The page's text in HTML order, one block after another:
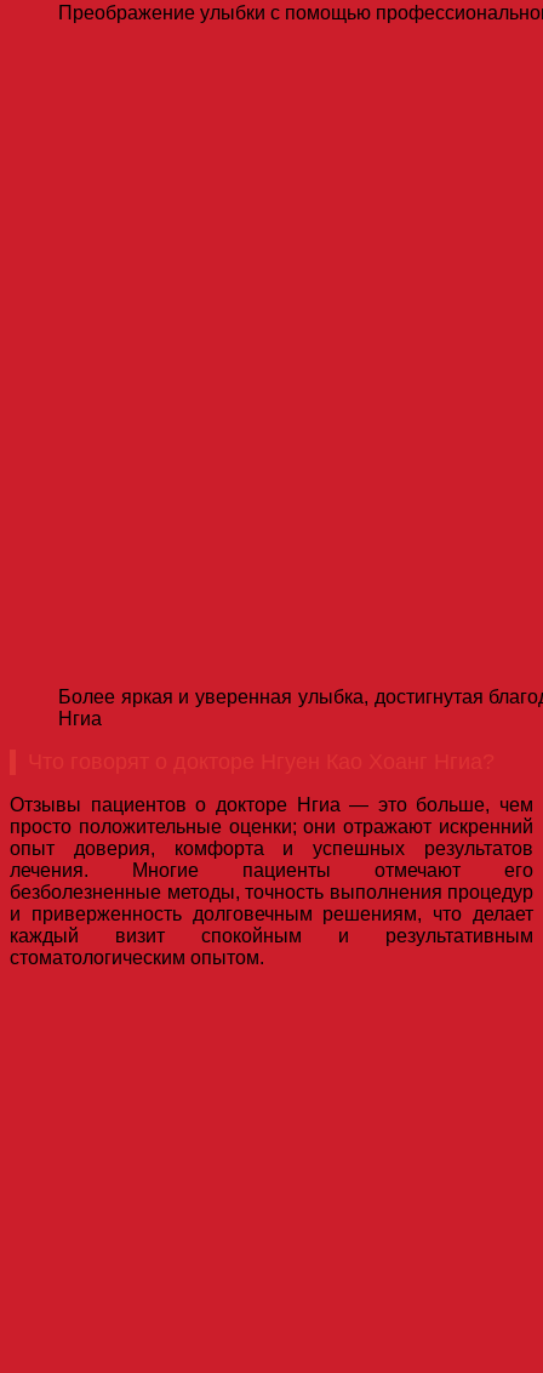
Преображение улыбки с помощью
Более яркая и уверенная улыбка, достигнутая
Нгиа
Отзывы пациентов о докторе Нгиа — это больше, чем
просто положительные оценки; они отражают искренний
опыт доверия, комфорта и успешных результатов
лечения. Многие пациенты отмечают его
безболезненные методы, точность выполнения процедур
и приверженность долговечным решениям, что делает
каждый визит спокойным и результативным
стоматологическим опытом.